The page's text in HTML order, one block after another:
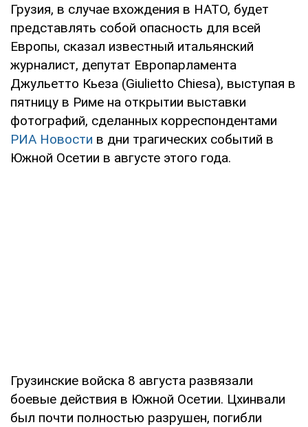
Грузия, в случае вхождения в НАТО, будет
представлять собой опасность для всей
Европы, сказал известный итальянский
журналист, депутат Европарламента
Джульетто Кьеза (Giulietto Chiesa), выступая в
пятницу в Риме на открытии выставки
фотографий, сделанных корреспондентами
РИА Новости в дни трагических событий в
Южной Осетии в августе этого года.
Грузинские войска 8 августа развязали
боевые действия в Южной Осетии. Цхинвали
был почти полностью разрушен, погибли